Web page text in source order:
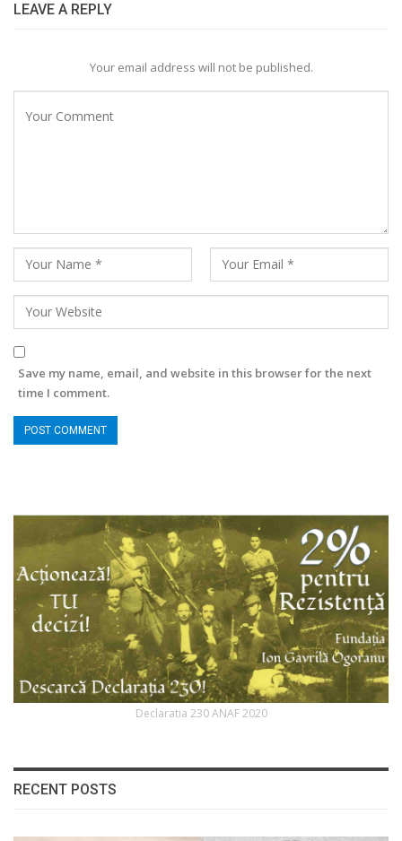
LEAVE A REPLY
Your email address will not be published.
Save my name, email, and website in this browser for the next
time I comment.
Declaratia 230 ANAF 2020
RECENT POSTS